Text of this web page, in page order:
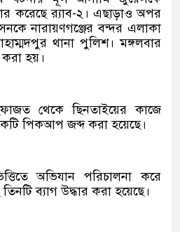
করেছে র‍্যাব-২। এছাড়াও অপর
নারায়ণগঞ্জের বন্দর এলাকা
থানা পুলিশ। মঙ্গলবার
হয়।
থেকে ছিনতাইয়ের কাজে
পিকআপ জব্দ করা হয়েছে।
অভিযান পরিচালনা করে
ব্যাগ উদ্ধার করা হয়েছে।